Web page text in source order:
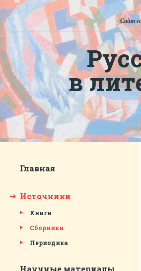
Сайт
в
Главная
Источники
Книги
Сборники
Периодика
Научные материалы